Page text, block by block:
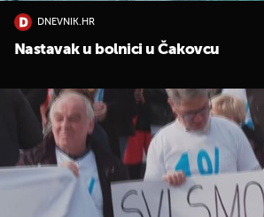
DNEVNIK.HR
Nastavak u bolnici u Čakovcu